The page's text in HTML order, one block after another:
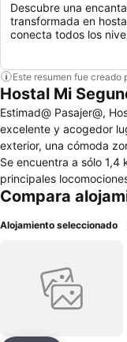
Descubre una
transformada en
conecta todos los
Este resumen fue creado
Hostal Mi
Estimad@ Pasajer@,
excelente y acogedor
exterior, una cómoda
Se encuentra a sólo
principales
Terminal de buses
ubicados en CALLE
privado con TV Cable,
acceso a terrazas y
de alimentación,
Compara
Alojamiento seleccionado